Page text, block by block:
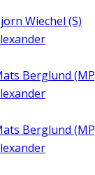
Wiechel (S)
Berglund
Berglund